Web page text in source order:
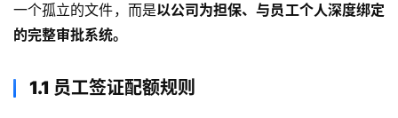
一个孤立的文件，而是以公司为担保、与员工个人深度绑定
的完整审批系统。
1.1 员工签证配额规则